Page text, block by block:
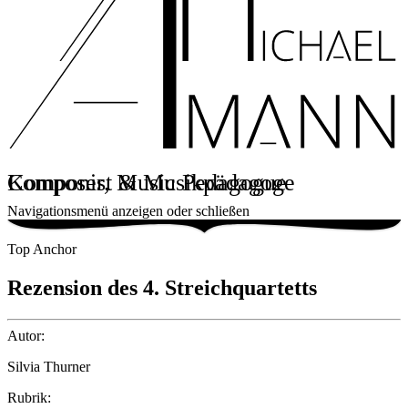
Komponist & Musikpädagoge
Composer, Music Pedagogue
Navigationsmenü anzeigen oder schließen
Top Anchor
Rezension des 4. Streichquartetts
Autor:
Silvia Thurner
Rubrik: